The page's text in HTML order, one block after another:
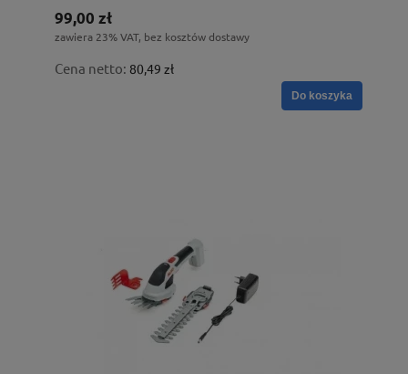
99,00 zł
zawiera 23% VAT, bez kosztów dostawy
Cena netto: 80,49 zł
Do koszyka